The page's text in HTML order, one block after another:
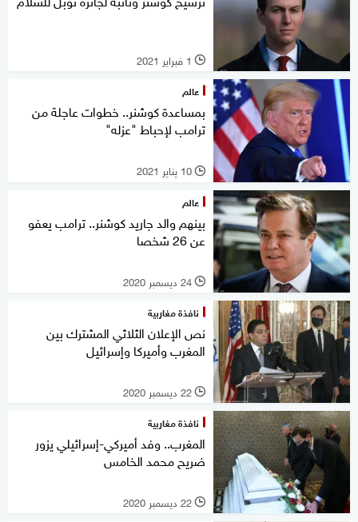
l 1 فبراير 2021
عالم
بمساعدة كوشنر.. خطوات عاجلة من
ترامب لإحباط "عزله"
l 10 يناير 2021
عالم
بينهم والد جاريد كوشنر.. ترامب يعفو
عن 26 شخصا
l 24 ديسمبر 2020
نافذة مغاربية
نص الإعلان الثلاثي المشترك بين
المغرب وأميركا وإسرائيل
l 22 ديسمبر 2020
نافذة مغاربية
المغرب.. وفد أميركي-إسرائيلي يزور
ضريح محمد الخامس
l 22 ديسمبر 2020